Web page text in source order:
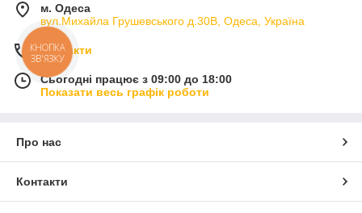
м. Одеса
вул.Михайла Грушевського д.30В, Одеса, Україна
Контакти
Сьогодні працює з 09:00 до 18:00
Показати весь графік роботи
Про нас
Контакти
КНОПКА
ЗВ'ЯЗКУ